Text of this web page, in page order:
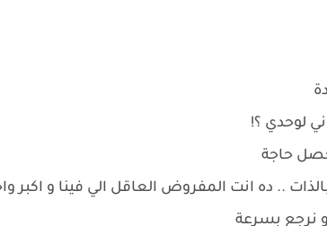
لوحدي ؟!
حاجة
.. ده انت المفروض العاقل الي فينا و اكبر
نرجع بسرعة